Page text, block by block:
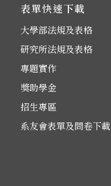
表單快速下載
大學部法規及表格
研究所法規及表格
專題實作
獎助學金
招生專區
系友會表單及問卷下載